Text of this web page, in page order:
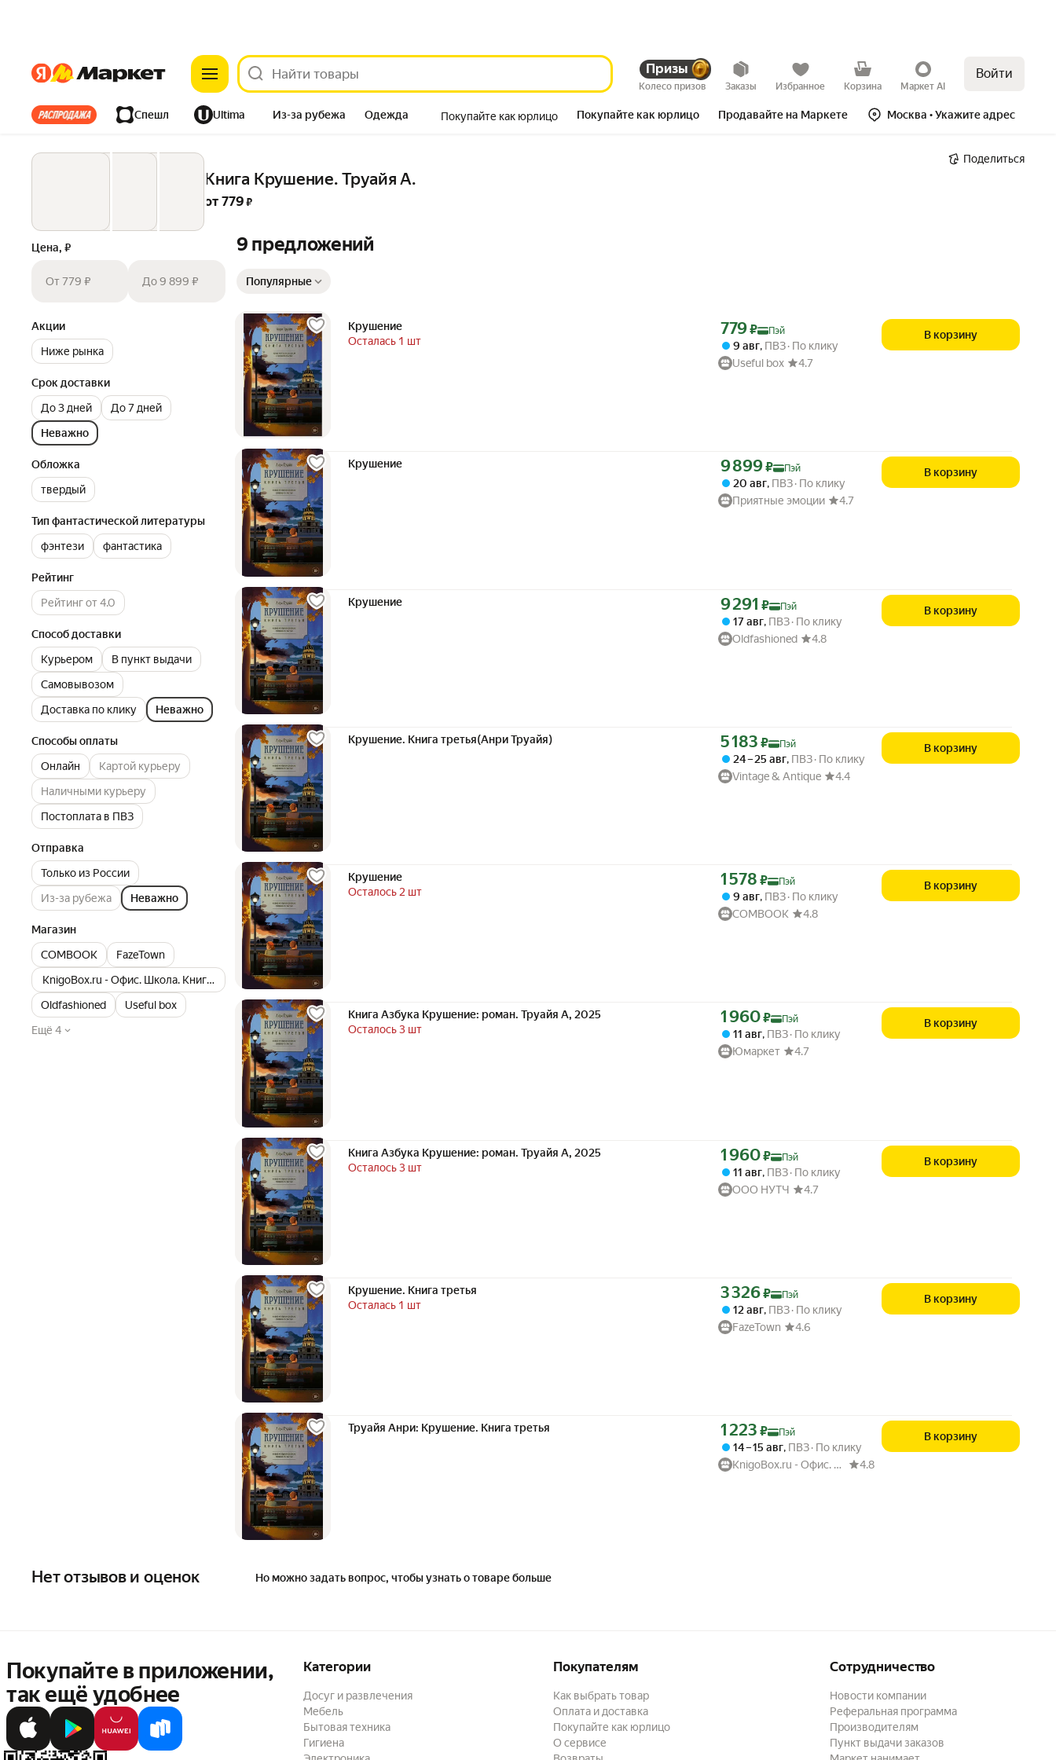
ЯндексЯндекс Призы
Колесо призов Заказы Избранное Корзина Маркет AI
Войти
Все хиты Спешл Ultima Из-за рубежа Одежда
Дом Ремонт Детям Красота
Покупайте как юрлицо Покупайте как юрлицо Продавайте на Маркете Москва • Укажите адрес
Книга Крушение. Труайя А.
от 779 ₽
Поделиться
Цена, ₽
От 779 ₽ До 9 899 ₽
Акции
Ниже рынка
Срок доставки
До 3 дней
До 7 дней
Неважно
Обложка
твердый
Тип фантастической литературы
фэнтези
фантастика
Рейтинг
Рейтинг от 4.0
Способ доставки
Курьером
В пункт выдачи
Самовывозом
Доставка по клику
Неважно
Способы оплаты
Онлайн
Картой курьеру
Наличными курьеру
Постоплата в ПВЗ
Отправка
Только из России
Из-за рубежа
Неважно
Магазин
COMBOOK
FazeTown
KnigoBox.ru - Офис. Школа. Книги. Дом
Oldfashioned
Useful box
Ещё 4
9 предложений
Популярные
Крушение
Осталась 1 шт
Цена с картой Яндекс Пэй 779 ₽ вместо
779₽ Пэй
9 авг, ПВЗ По клику
Useful box
4.7
В корзину
Крушение Цена с картой Яндекс Пэй 9899 ₽ вместо
9 899₽ Пэй
20 авг, ПВЗ По клику
Приятные эмоции
4.7
В корзину
Крушение Цена с картой Яндекс Пэй 9291 ₽ вместо
9 291 ₽ Пэй
17 авг, ПВЗ По клику
Oldfashioned
4.8
В корзину
Крушение. Книга третья(Анри Труайя) Цена с картой Яндекс Пэй 5183 ₽ вместо
5 183 ₽ Пэй
24 – 25 авг, ПВЗ По клику
Vintage & Antique
4.4
В корзину
Крушение
Осталось 2 шт
Цена с картой Яндекс Пэй 1578 ₽ вместо
1 578 ₽ Пэй
9 авг, ПВЗ По клику
COMBOOK
4.8
В корзину
Книга Азбука Крушение: роман. Труайя А, 2025
Осталось 3 шт
Цена с картой Яндекс Пэй 1960 ₽ вместо
1 960₽ Пэй
11 авг, ПВЗ По клику
Юмаркет
4.7
В корзину
Книга Азбука Крушение: роман. Труайя А, 2025
Осталось 3 шт
Цена с картой Яндекс Пэй 1960 ₽ вместо
1 960₽ Пэй
11 авг, ПВЗ По клику
ООО НУТЧ
4.7
В корзину
Крушение. Книга третья
Осталась 1 шт
Цена с картой Яндекс Пэй 3326 ₽ вместо
3 326₽ Пэй
12 авг, ПВЗ По клику
FazeTown
4.6
В корзину
Труайя Анри: Крушение. Книга третья Цена с картой Яндекс Пэй 1223 ₽ вместо
1 223 ₽ Пэй
14 – 15 авг, ПВЗ По клику
KnigoBox.ru - Офис. Школа. Книги. Дом
4.8
В корзину
Нет отзывов и оценок Но можно задать вопрос, чтобы узнать о товаре больше
Покупайте в приложении,
так ещё удобнее
Категории
Досуг и развлечения
Мебель
Бытовая техника
Гигиена
Покупателям
Как выбрать товар
Оплата и доставка
Покупайте как юрлицо
О сервисе
Сотрудничество
Новости компании
Реферальная программа
Производителям
Пункт выдачи заказов